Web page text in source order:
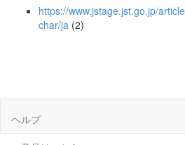
https://www.jstage.jst.go.jp/
char/ja (2)
ヘルプ